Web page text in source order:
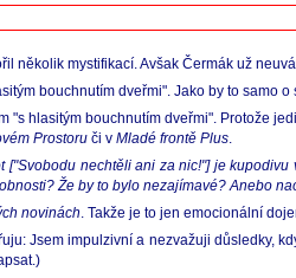
několik mystifikací. Avšak Čermák už
bouchnutím dveřmi". Jako by to samo
"s hlasitým bouchnutím dveřmi". Protože
Prostoru či v Mladé frontě Plus.
nechtěli ani za nic!"] je
Že by to bylo nezajímavé? Anebo
novinách. Takže je to jen emocionální
Jsem impulzivní a nezvažuji důsledky,